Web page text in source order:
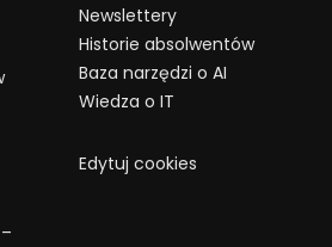
Newslettery
Historie absolwentów
Baza narzędzi o AI
Wiedza o IT
Edytuj cookies